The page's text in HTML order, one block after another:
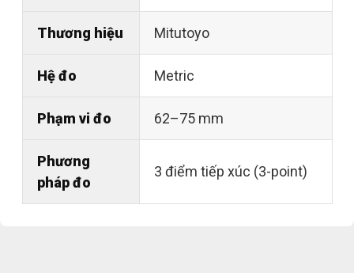
Thương hiệu Mitutoyo
Hệ đo Metric
Phạm vi đo 62–75 mm
Phương
pháp đo
3 điểm tiếp xúc (3-point)